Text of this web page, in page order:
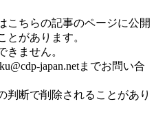
ちらの記事のページに公開
とがあります。
ません。
japan.netまでお問い合
断で削除されることがあり